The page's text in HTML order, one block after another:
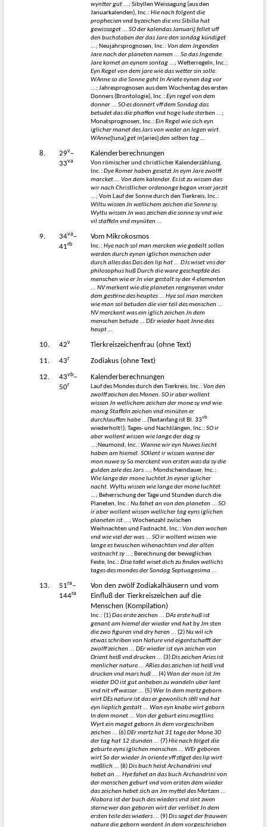
wyntter gut ...;Sibyllen Weissagung (aus den
Januarkalenden), Inc.: Hie nach folgent die
prophecien vnd byzeichen die vns Sibilla hat
gewissaget ... SO der kalendas Januarij fellet uff
den buchstaben der das Jare den sondag kündiget
...; Neujahrsprognosen, Inc.: Von dem Jngenden
Jare nach der planeten namen ... So das Jngende
Jare komet an eynem sontag ...;Wetterregeln, Inc.:
Eyn Regel von dem jare wie das wetter sin solle.
WAnne so die Sonne geht In Ariete eynen dag vor
...;Jahresprognosen aus dem Wochentag des ersten
Donners (Brontologie), Inc.: Eyn regel von dem
donner ... SO es donnert vff dem Sondag das
betudet das die phaffen vnd hoge lude sterben ...;
Monatsprognosen, Inc.: Ein Regel wie sich eyn
iglicher manet des Jars von weder an legen wirt.
WAnne[luna] get in[aries] den selben tag ...
8. 29v–
33va
Kalenderberechnungen
Von römischer und christlicher Kalenderzählung,
Inc.: Dye Romer haben gesetzt Jn eym Jare zwolff
marcket ... Von dem kalender. Es ist zu wissen das
wir nach Christlicher ordenonge began vnser jarzit
...;Vom Lauf der Sonne durch den Tierkreis, Inc.:
Wiltu wissen Jn wellichem zeichen die Sonne sy.
Wyltu wissen Jn was zeichen die sonne sy vnd wie
vil staffeln vnd mynüten ...
9. 34va–
41rb
Vom Mikrokosmos
Inc.: Hye nach sol man mercken wie gedeilt sollen
werden durch eynen iglichen menschen oder
durch alles das Das den lip hat ... DJs wiset vns der
philosophus huß Durch die ware geschepfde des
menschen wie er Jn vier gestalt sy der 4 elementen
... NV merkent wie die planeten rengnyeren vnder
dem gestirne des heuptes ... Hye sol man mercken
wie man sol betuden die vier teil des menschen ...
NV merckent was ein iglich zeichen Jn dem
menschen betude ... DEr wieder haat Jnne das
heupt ...
10. 42v Tierkreiszeichenfrau (ohne Text)
11. 43r Zodiakus (ohne Text)
12. 43vb–
50r
Kalenderberechnungen
Lauf des Mondes durch den Tierkreis, Inc.: Von den
zwolff zeichen des Monen. SO ir aber wollent
wissen Jn wellichem zeichen der mone sy vnd wie
manig Staffeln zeichen vnd minüten er
durchlauffen habe ...(Textanfang ist Bl. 33vb
wiederholt!); Tages- und Nachtlängen, Inc.: SO ir
aber wollent wissen wie lange der dag sy
...;Neumond, Inc.: Wanne wir eyn Nuwes liecht
haben am hiemel. SOllent ir wissen wanne der
mon nuwe sy So merckent von ersten was da sy die
gulden zale des Jars ...; Mondscheindauer, Inc.:
Wie lange der mone luchtet Jn eyner iglicher
nacht. Wyltu wissen wie lange der mone luchtet
...; Beherrschung der Tage und Stunden durch die
Planeten, Inc.: Nu fahet an von den planeten ... SO
ir aber wollent wissen wellicher tag eyns iglichen
planeten ist ...;Wochenzahl zwischen
Weihnachten und Fastnacht, Inc.: Von den wochen
vnd wie viel der was ... SO ir wollent wissen wie
lange es twuschen wihenachten vnd der alten
vastnacht sy ...; Berechnung der beweglichen
Feste, Inc.: Dise tafel wiset dich zu finden wellichs
tages des mondes der Sondag Septuagesima ...
13. 51ra–
144ra
Von den zwölf Zodiakalhäusern und vom
Einfluß der Tierkreiszeichen auf die
Menschen (Kompilation)
Inc.: (1)Das erste zeichen ... DAs erste huß ist
genant am hiemel der wieder vnd hat by Jm sten
die zwo figuren vnd dry heren ... (2)Nu wil ich
etwas schriben von Nature vnd eigentschafft der
zwolff zeichen ... DEr wieder ist eyn zeichen von
Orient heiß vnd drucken ... (3)Dis zeichen Aries ist
menlicher nature ... ARies das zeichen ist heiß vnd
drucken vnd mars huß ... (4)Wan der mon ist Jm
wieder DO ist gut anheben zu wandeln uber lant
vnd nit vff wasser ... (5)Wer In dem mertz geborn
wirt DEs nature ist das er gewonlich still vnd hat
eyn lieplich gestalt ... Wan eyn knabe wirt geborn
In dem monet ... Von der geburt eins megtlins.
Wyrt ein maget geborn Jn dem vorgeschriben
zeichen ... (6)DEr mertz hat 31 tage der Mone 30
der tag hat 12 stunden ... (7)Hie nach folget die
geburte eyns iglichen menschen ... WEr geboren
wirt So der wieder Jn oriente vff stiget des lip wirt
meßlich ... (8)Dis buch heist Archandrini vnd
hebet an ... Hye fahet an das buch Archandrini von
der menschen geburt vnd vom ersten dem wieder
das zeichen hebet sich an Jm myttel des Mertzen ...
Alobora ist der buch des wieders vnd sint zwen
sterne wer dan geboren wirt der verlibet Jn dem
ersten teile des wieders ... (9)Dis saget der frauwen
nature die geborn werdent Jn dem vorgeschrieben